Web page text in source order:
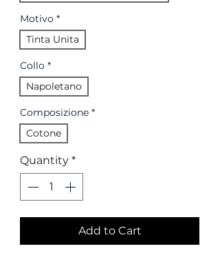
Motivo *
Tinta Unita
Collo *
Napoletano
Composizione *
Cotone
Quantity *
Add to Cart